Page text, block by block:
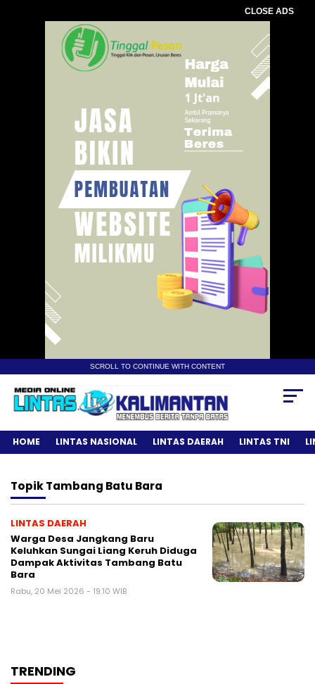
CLOSE ADS
SCROLL TO CONTINUE WITH CONTENT
HOME LINTAS NASIONAL LINTAS DAERAH LINTAS TNI
TopikTambang Batu Bara
LINTAS DAERAH
Warga Desa Jangkang Baru
Keluhkan Sungai Liang Keruh Diduga
Dampak Aktivitas Tambang Batu
Bara
Rabu, 20 Mei 2026 - 19:10 WIB
TRENDING